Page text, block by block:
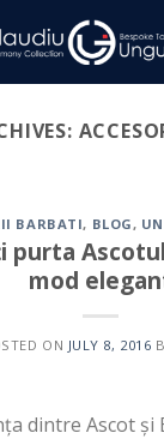
BARBATI, BLOG,
purta
mod
ON JULY 8, 2016
dintre Ascot și